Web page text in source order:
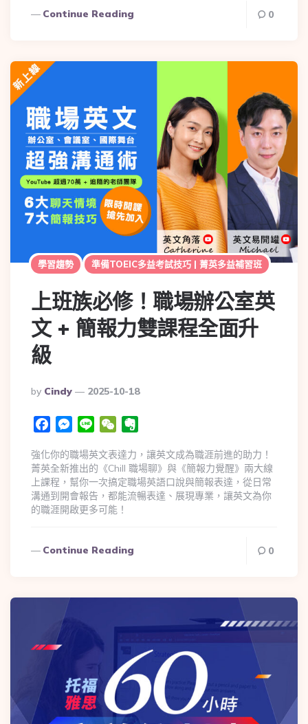
Continue Reading 0
學習趨勢 準備TOEIC多益考試技巧 | 菁英多益補習班
上班族必修！職場辦公室英
文 + 簡報力雙課程全面升
級
By Cindy 2025-10-18
FacebookMessenger
Line WeChat
強化你的職場英文表達力，讓英文成為職涯前進的助力！
菁英全新推出的《Chill 職場聊》與《簡報力覺醒》兩大線
上課程，幫你一次搞定職場英語口說與簡報表達，從日常
溝通到開會報告，都能流暢表達、展現專業，讓英文為你
的職涯開啟更多可能！
Continue Reading 0